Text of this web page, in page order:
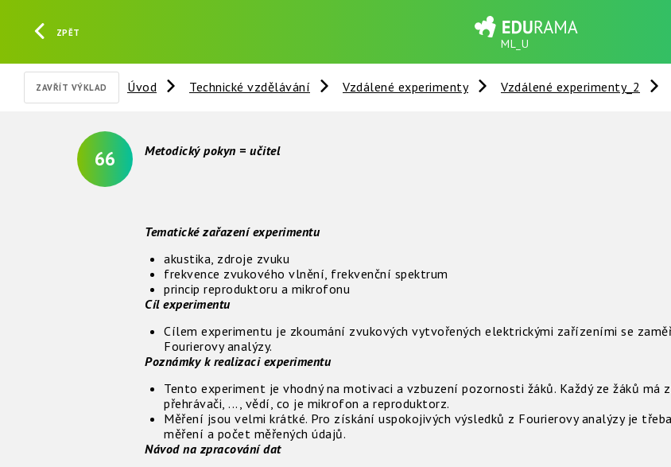
ZPĚT
ML_U
ZAVŘÍT VÝKLAD Úvod Technické vzdělávání Vzdálené experimenty Vzdálené experimenty_2
66 Metodický pokyn = učitel
Tematické zařazení experimentu
akustika, zdroje zvuku
frekvence zvukového vlnění, frekvenční spektrum
princip reproduktoru a mikrofonu
Cíl experimentu
Cílem experimentu je zkoumání zvukových vytvořených elektrickými zařízeními se
Fourierovy analýzy.
Poznámky k realizaci experimentu
Tento experiment je vhodný na motivaci a vzbuzení pozornosti žáků. Každý ze žáků má
přehrávači, ..., vědí, co je mikrofon a reproduktorz.
Měření jsou velmi krátké. Pro získání uspokojivých výsledků z Fourierovy analýzy je
měření a počet měřených údajů.
Návod na zpracování dat